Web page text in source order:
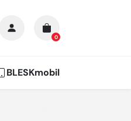
0
BLESKmobil